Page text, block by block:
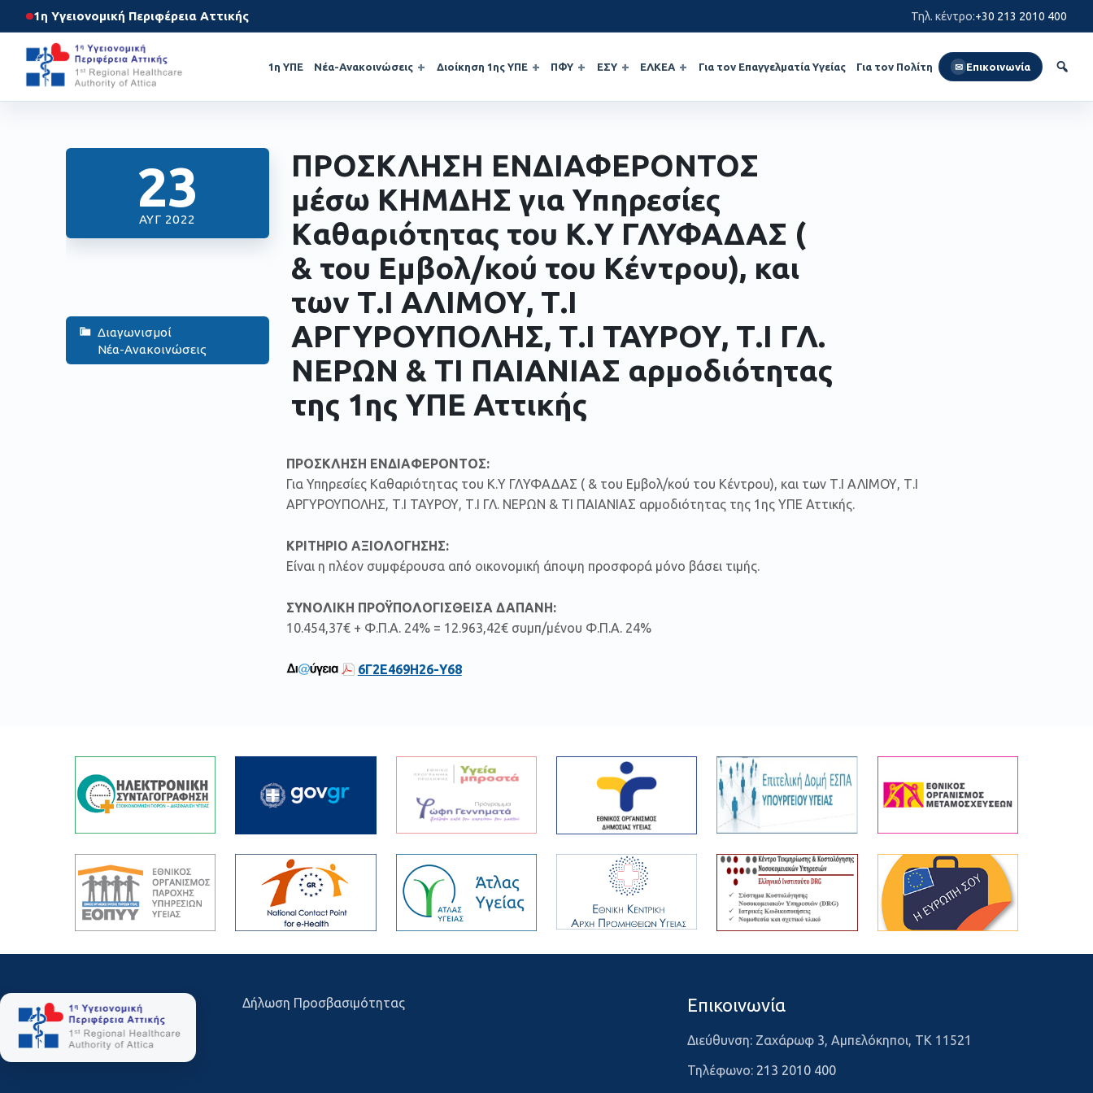
1η Υγειονομική Περιφέρεια Αττικής Τηλ. κέντρο:+30 213 2010 400
1η ΥΠΕ Νέα-Ανακοινώσεις Διοίκηση 1ης ΥΠΕ ΠΦΥ ΕΣΥ ΕΛΚΕΑ Για τον Επαγγελματία Υγείας Για τον Πολίτη ✉ Επικοινωνία
23
ΑΥΓ 2022
Διαγωνισμοί
Νέα-Ανακοινώσεις
ΠΡΟΣΚΛΗΣΗ ΕΝΔΙΑΦΕΡΟΝΤΟΣ
μέσω ΚΗΜΔΗΣ για Υπηρεσίες
Kαθαριότητας του Κ.Υ ΓΛΥΦΑΔΑΣ (
& του Εμβολ/κού του Κέντρου), και
των Τ.Ι ΑΛΙΜΟΥ, Τ.Ι
ΑΡΓΥΡΟΥΠΟΛΗΣ, Τ.Ι ΤΑΥΡΟΥ, Τ.Ι ΓΛ.
ΝΕΡΩΝ & ΤΙ ΠΑΙΑΝΙΑΣ αρμοδιότητας
της 1ης ΥΠΕ Αττικής
ΠΡΟΣΚΛΗΣΗ ΕΝΔΙΑΦΕΡΟΝΤΟΣ:
Για Υπηρεσίες Kαθαριότητας του Κ.Υ ΓΛΥΦΑΔΑΣ ( & του Εμβολ/κού του Κέντρου), και των Τ.Ι ΑΛΙΜΟΥ, Τ.Ι
ΑΡΓΥΡΟΥΠΟΛΗΣ, Τ.Ι ΤΑΥΡΟΥ, Τ.Ι ΓΛ. ΝΕΡΩΝ & ΤΙ ΠΑΙΑΝΙΑΣ αρμοδιότητας της 1ης ΥΠΕ Αττικής.
ΚΡΙΤΗΡΙΟ ΑΞΙΟΛΟΓΗΣΗΣ:
Είναι η πλέον συμφέρουσα από οικονομική άποψη προσφορά μόνο βάσει τιμής.
ΣΥΝΟΛΙΚΗ ΠΡΟΫΠΟΛΟΓΙΣΘΕΙΣΑ ΔΑΠΑΝΗ:
10.454,37€ + Φ.Π.Α. 24% = 12.963,42€ συμπ/μένου Φ.Π.Α. 24%
6Γ2Ε469Η26-Υ68
Δήλωση Προσβασιμότητας Επικοινωνία
Διεύθυνση: Ζαχάρωφ 3, Αμπελόκηποι, ΤΚ 11521
Τηλέφωνο: 213 2010 400